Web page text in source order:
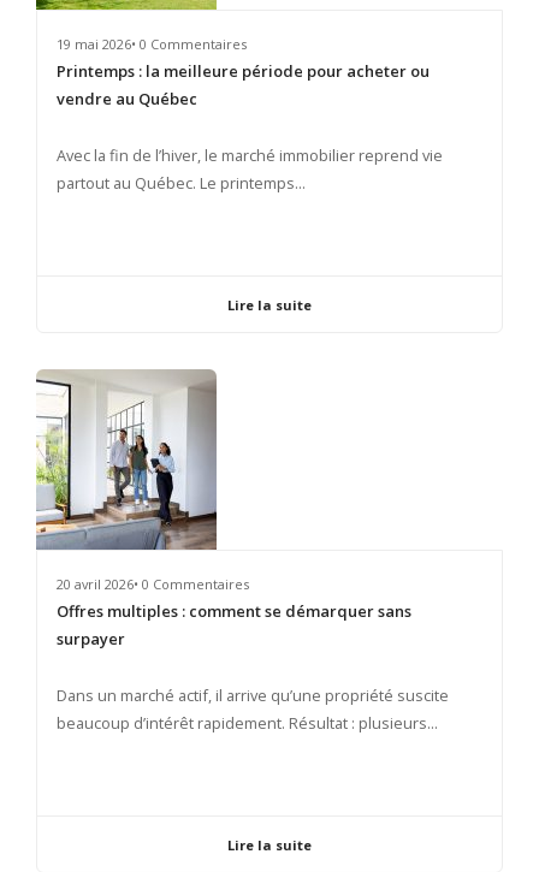
19 mai 2026• 0 Commentaires
Printemps : la meilleure période pour acheter ou
vendre au Québec
​Avec la fin de l’hiver, le marché immobilier reprend vie
partout au Québec. Le printemps...
Lire la suite
20 avril 2026• 0 Commentaires
Offres multiples : comment se démarquer sans
surpayer
​Dans un marché actif, il arrive qu’une propriété suscite
beaucoup d’intérêt rapidement. Résultat : plusieurs...
Lire la suite